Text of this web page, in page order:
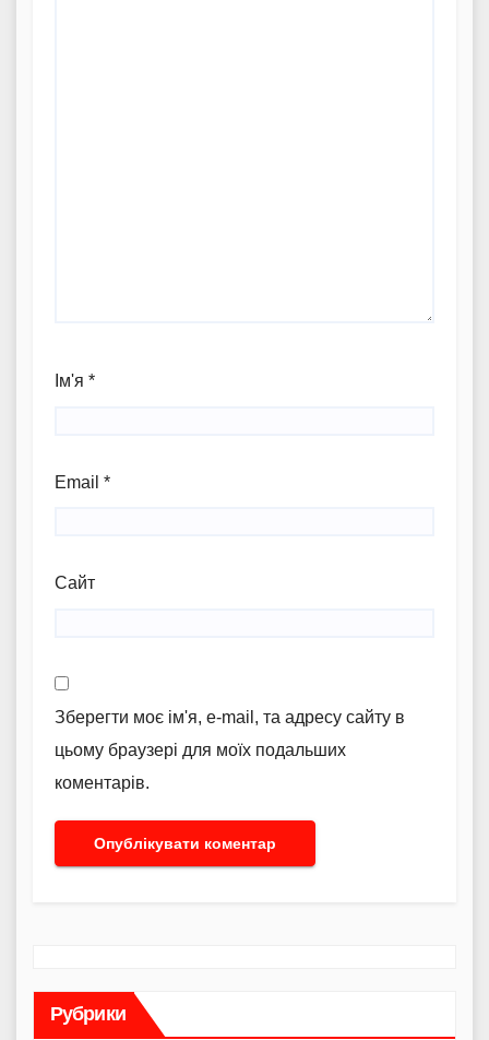
Ім'я *
Email *
Сайт
Зберегти моє ім'я, e-mail, та адресу сайту в
цьому браузері для моїх подальших
коментарів.
Рубрики